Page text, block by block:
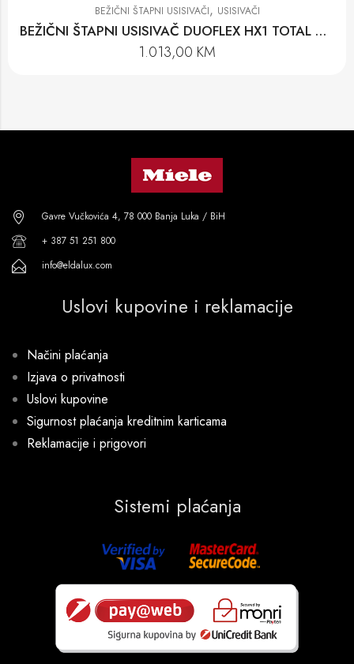
BEŽIČNI ŠTAPNI USISIVAČI, USISIVAČI
BEŽIČNI ŠTAPNI USISIVAČ DUOFLEX HX1 TOTAL CARE
1.013,00 KM
Gavre Vučkovića 4, 78 000 Banja Luka / BiH
+ 387 51 251 800
info@eldalux.com
Uslovi kupovine i reklamacije
Načini plaćanja
Izjava o privatnosti
Uslovi kupovine
Sigurnost plaćanja kreditnim karticama
Reklamacije i prigovori
Sistemi plaćanja